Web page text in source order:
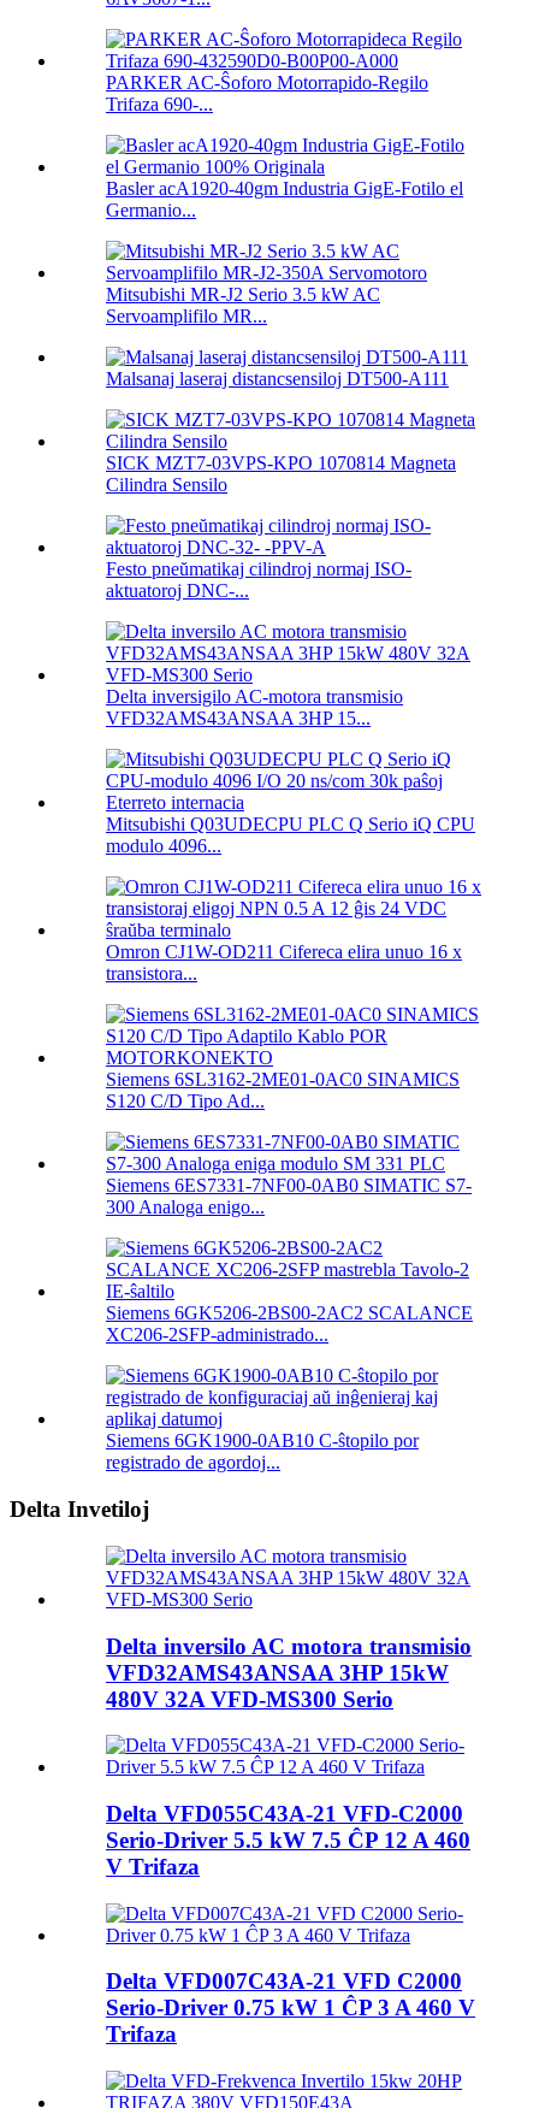
PARKER AC-Ŝoforo Motorrapido-Regilo
Trifaza 690-...
Basler acA1920-40gm Industria GigE-Fotilo el
Germanio...
Mitsubishi MR-J2 Serio 3.5 kW AC
Servoamplifilo MR...
Malsanaj laseraj distancsensiloj DT500-A111
SICK MZT7-03VPS-KPO 1070814 Magneta
Cilindra Sensilo
Festo pneŭmatikaj cilindroj normaj ISO-
aktuatoroj DNC-...
Delta inversigilo AC-motora transmisio
VFD32AMS43ANSAA 3HP 15...
Mitsubishi Q03UDECPU PLC Q Serio iQ CPU
modulo 4096...
Omron CJ1W-OD211 Cifereca elira unuo 16 x
transistora...
Siemens 6SL3162-2ME01-0AC0 SINAMICS
S120 C/D Tipo Ad...
Siemens 6ES7331-7NF00-0AB0 SIMATIC S7-
300 Analoga enigo...
Siemens 6GK5206-2BS00-2AC2 SCALANCE
XC206-2SFP-administrado...
Siemens 6GK1900-0AB10 C-ŝtopilo por
registrado de agordoj...
Delta Invetiloj
Delta inversilo AC motora transmisio
VFD32AMS43ANSAA 3HP 15kW
480V 32A VFD-MS300 Serio
Delta VFD055C43A-21 VFD-C2000
Serio-Driver 5.5 kW 7.5 ĈP 12 A 460
V Trifaza
Delta VFD007C43A-21 VFD C2000
Serio-Driver 0.75 kW 1 ĈP 3 A 460 V
Trifaza